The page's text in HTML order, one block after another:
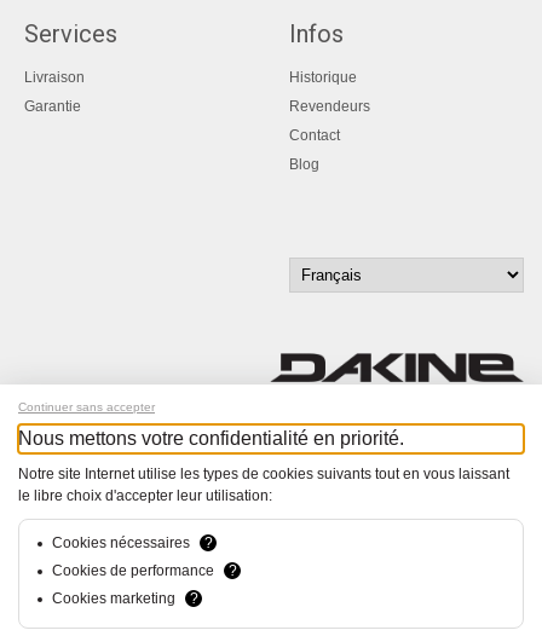
Services
Livraison
Garantie
Infos
Historique
Revendeurs
Contact
Blog
Inscrivez-vous à notre newsletter !
Tous droits réservés - Informations non contractuelles
hsolutions.ch
Continuer sans accepter
Nous mettons votre confidentialité en priorité.
Notre site Internet utilise les types de cookies suivants tout en vous laissant
le libre choix d'accepter leur utilisation:
Cookies nécessaires
?
Cookies de performance
?
Cookies marketing
?